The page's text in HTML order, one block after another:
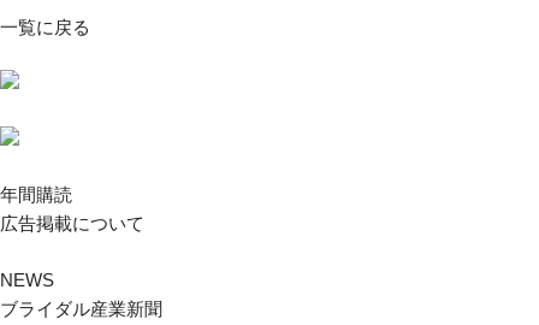
一覧に戻る
年間購読
広告掲載について
NEWS
ブライダル産業新聞